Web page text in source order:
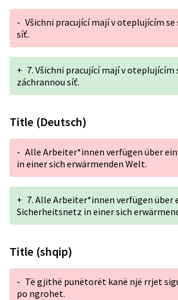
- Všichni pracující mají v oteplujícím se
síť.
+ 7. Všichni pracující mají v oteplujícím
záchrannou síť.
Title (Deutsch)
- Alle Arbeiter*innen verfügen über
in einer sich erwärmenden Welt.
+ 7. Alle Arbeiter*innen verfügen über
Sicherheitsnetz in einer sich
Title (shqip)
- Të gjithë punëtorët kanë një rrjet
po ngrohet.